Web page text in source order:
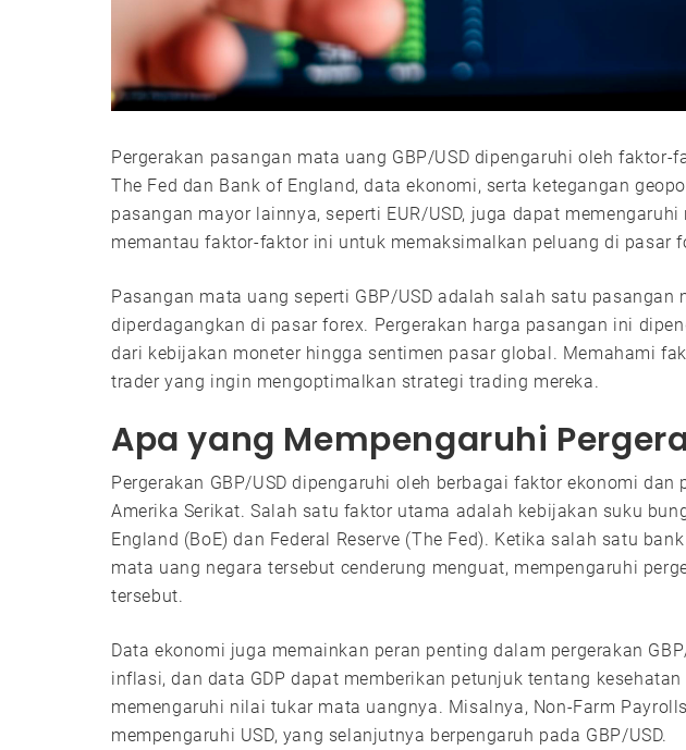
Pergerakan pasangan mata uang GBP/USD dipengaruhi oleh
The Fed dan Bank of England, data ekonomi, serta ketegangan
pasangan mayor lainnya, seperti EUR/USD, juga dapat
memantau faktor-faktor ini untuk memaksimalkan peluang di pasar
Pasangan mata uang seperti GBP/USD adalah salah satu pasangan
diperdagangkan di pasar forex. Pergerakan harga pasangan ini
dari kebijakan moneter hingga sentimen pasar global. Memahami
trader yang ingin mengoptimalkan strategi trading mereka.
Apa yang Mempengaruhi
Pergerakan GBP/USD dipengaruhi oleh berbagai faktor ekonomi
Amerika Serikat. Salah satu faktor utama adalah kebijakan suku
England (BoE) dan Federal Reserve (The Fed). Ketika salah satu
mata uang negara tersebut cenderung menguat, mempengaruhi
tersebut.
Data ekonomi juga memainkan peran penting dalam pergerakan
inflasi, dan data GDP dapat memberikan petunjuk tentang
memengaruhi nilai tukar mata uangnya. Misalnya, Non-Farm
mempengaruhi USD, yang selanjutnya berpengaruh pada GBP/USD.